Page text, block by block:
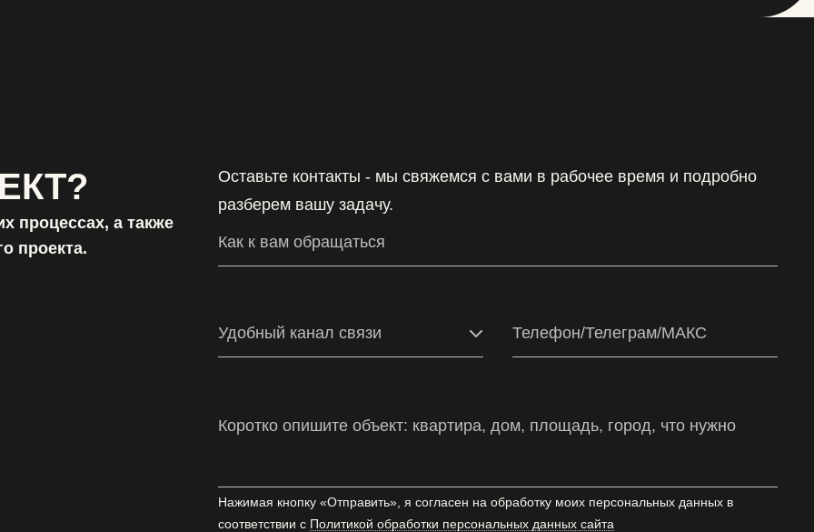
процессах, а также
проекта.
Оставьте контакты - мы свяжемся с вами в рабочее время и подробно
разберем вашу задачу.
Удобный канал связи
Нажимая кнопку «Отправить», я согласен на обработку моих персональных данных в
соответствии с Политикой обработки персональных данных сайта